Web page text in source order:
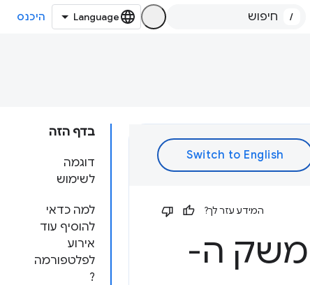
/ היכנס
בדף הזה
דוגמה
לשימוש
למה כדאי
להוסיף עוד
אירוע
לפלטפורמה
?
המידע עזר לך?
ה-